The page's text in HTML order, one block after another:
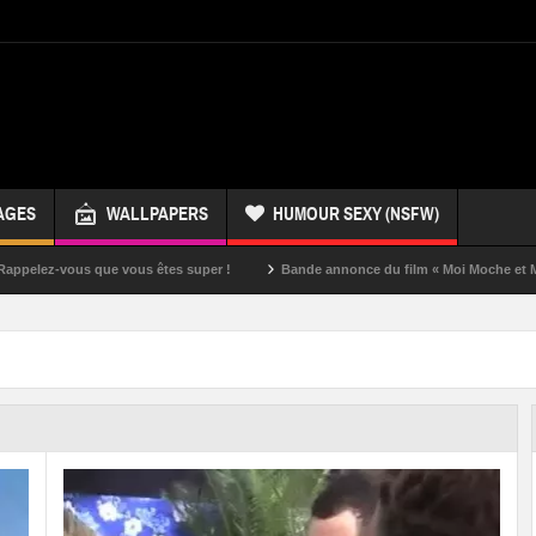
WALLPAPERS HUMOUR SEXY (NSFW)
êtes super ! Bande annonce du film « Moi Moche et Méchant » Un